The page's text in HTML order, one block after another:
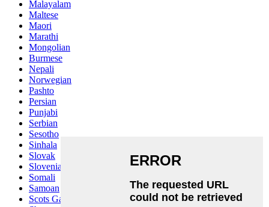
Malayalam
Maltese
Maori
Marathi
Mongolian
Burmese
Nepali
Norwegian
Pashto
Persian
Punjabi
Serbian
Sesotho
Sinhala
Slovak
Slovenian
Somali
Samoan
Scots Gaelic